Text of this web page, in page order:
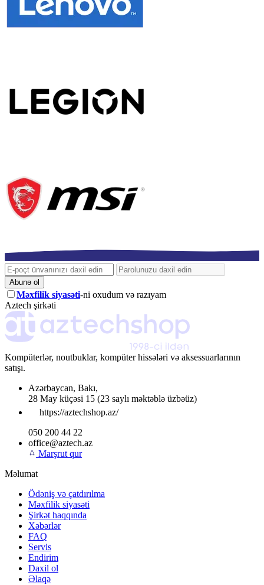
Abunə ol
Məxfilik siyasəti-ni oxudum və razıyam
Aztech şirkəti
Kompüterlər, noutbuklar, kompüter hissələri və aksessuarlarının
satışı.
Azərbaycan, Bakı,
28 May küçəsi 15 (23 saylı məktəblə üzbəüz)
https://aztechshop.az/
050 200 44 22
office@aztech.az
Marşrut qur
Məlumat
Ödəniş və çatdırılma
Məxfilik siyasəti
Şirkət haqqında
Xəbərlər
FAQ
Servis
Endirim
Daxil ol
Əlaqə